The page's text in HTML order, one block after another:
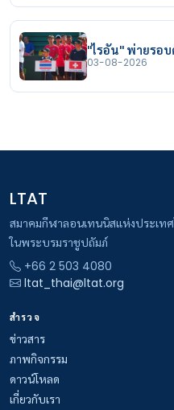
"ไรอัน" พ่ายรอ
03-08-2026
LTAT
สมาคมกีฬาลอนเทนนิสแห่งประเท
ในพระบรมราชูปถัมภ์
+66 2 503 4080
ltat_thai@ltat.org
สำรวจ
ข่าวสาร
ภาพกิจกรรม
ดาวน์โหลด
เกี่ยวกับเรา